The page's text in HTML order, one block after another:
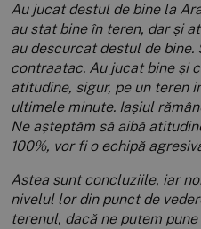
Au jucat destul de bine la
au stat bine în teren, dar și
au descurcat destul de bine.
contraatac. Au jucat bine și
atitudine, sigur, pe un teren
ultimele minute. Iașiul
Ne așteptăm să aibă
100%, vor fi o echipă
Astea sunt concluziile, iar
nivelul lor din punct de
terenul, dacă ne putem